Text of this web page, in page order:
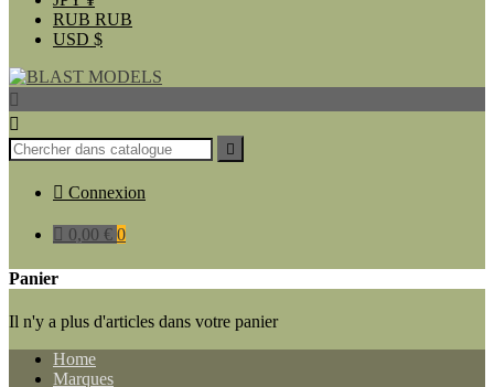
RUB RUB
USD $



 Connexion
 0,00 € 0
Panier
Il n'y a plus d'articles dans votre panier
Home
Marques